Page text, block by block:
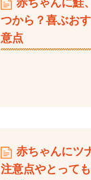
赤ちゃんに鮭
つから？喜ぶお
意点
赤ちゃんにツ
注意点やとって